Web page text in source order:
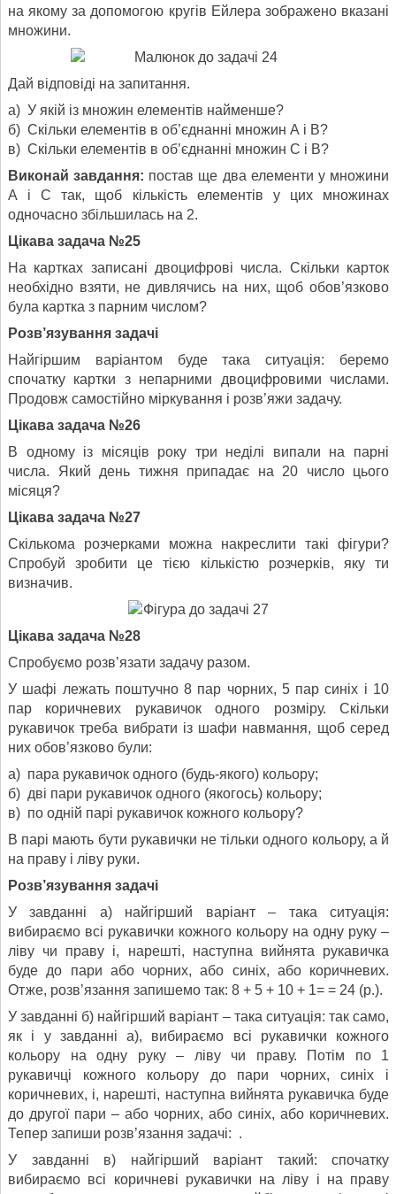
на якому за допомогою кругів Ейлера зображено вказані
множини.
Дай відповіді на запитання.
а) У якій із множин елементів найменше?
б) Скільки елементів в об’єднанні множин А і В?
в) Скільки елементів в об’єднанні множин С і В?
Виконай завдання: постав ще два елементи у множини
А і С так, щоб кількість елементів у цих множинах
одночасно збільши­лась на 2.
Цікава задача №25
На картках записані двоцифрові числа. Скільки карток
необхідно взяти, не дивлячись на них, щоб обов’язково
була картка з пар­ним числом?
Розв’язування задачі
Найгіршим варіантом буде така ситуація: беремо
спочатку картки з непарними двоцифровими числами.
Продовж самостійно міркування і розв’яжи задачу.
Цікава задача №26
В одному із місяців року три неділі випали на парні
числа. Який день тижня припадає на 20 число цього
місяця?
Цікава задача №27
Скількома розчерками можна накреслити такі фігури?
Спробуй зробити це тією кількістю розчерків, яку ти
визначив.
Цікава задача №28
Спробуємо розв’язати задачу разом.
У шафі лежать поштучно 8 пар чорних, 5 пар синіх і 10
пар коричневих рукавичок одного розміру. Скільки
рукавичок треба вибрати із шафи навмання, щоб серед
них обов’язково були:
а) пара рукавичок одного (будь-якого) кольору;
б) дві пари рукавичок одного (якогось) кольору;
в) по одній парі рукавичок кожного кольору?
В парі мають бути рукавички не тільки одного кольору, а й
на праву і ліву руки.
Розв’язування задачі
У завданні а) найгірший варіант – така ситуація:
вибираємо всі рукавички кожного кольору на одну руку –
ліву чи праву і, нарешті, наступна вийнята рукавичка
буде до пари або чорних, або синіх, або коричневих.
Отже, розв’язання запишемо так: 8 + 5 + 10 + 1= = 24 (р.).
У завданні б) найгірший варіант – така ситуація: так само,
як і у завданні а), вибираємо всі рукавички кожного
кольору на одну руку – ліву чи праву. Потім по 1
рукавичці кожного кольору до пари чорних, синіх і
коричневих, і, нарешті, наступна вийнята рукавичка буде
до другої пари – або чорних, або синіх, або корич­невих.
Тепер запиши розв’язання задачі: .
У завданні в) найгірший варіант такий: спочатку
вибираємо всі коричневі рукавички на ліву і на праву